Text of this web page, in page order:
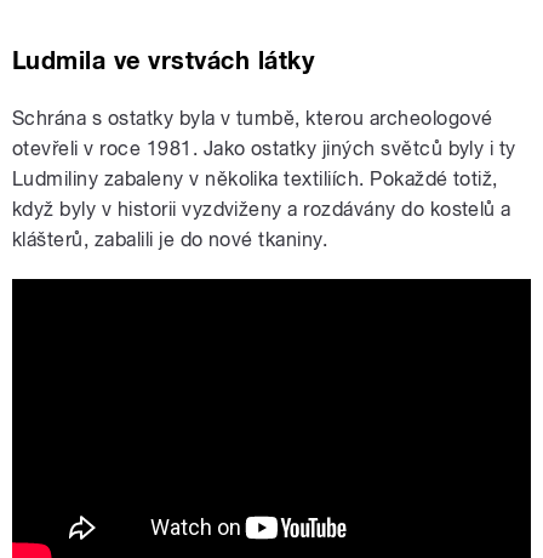
Ludmila ve vrstvách látky
Schrána s ostatky byla v tumbě, kterou archeologové
otevřeli v roce 1981. Jako ostatky jiných světců byly i ty
Ludmiliny zabaleny v několika textiliích. Pokaždé totiž,
když byly v historii vyzdviženy a rozdávány do kostelů a
klášterů, zabalili je do nové tkaniny.